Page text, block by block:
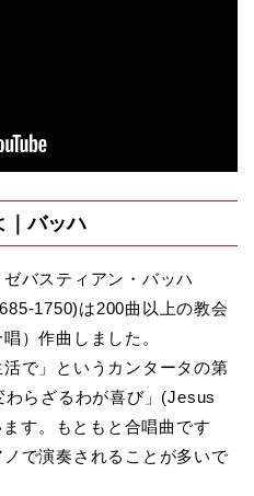
｜バッハ
バスティアン・バッハ
1750)は200曲以上の教会
）作曲しました。
で」というカンタータの第
らざるわが喜び」(Jesus
す。もともと合唱曲です
で演奏されることが多いで